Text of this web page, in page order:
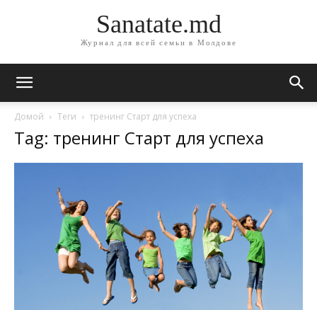
Sanatate.md
Журнал для всей семьи в Молдове
Домой Теги тренинг Старт для успеха
Tag: тренинг Старт для успеха